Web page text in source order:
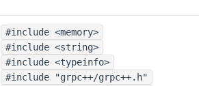
#include <memory>
#include <string>
#include <typeinfo>
#include "grpc++/grpc++.h"